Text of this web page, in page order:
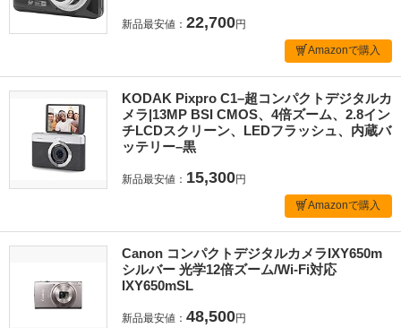
新品最安値： 22,700円
Amazonで購入
KODAK Pixpro C1–超コンパクトデジタルカ
メラ|13MP BSI CMOS、4倍ズーム、2.8イン
チLCDスクリーン、LEDフラッシュ、内蔵バ
ッテリー–黒
新品最安値： 15,300円
Amazonで購入
Canon コンパクトデジタルカメラIXY650m
シルバー 光学12倍ズーム/Wi-Fi対応
IXY650mSL
新品最安値： 48,500円